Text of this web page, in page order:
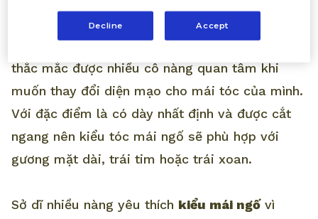
nhưng, nàng đã biết kiểu khuôn mặt mình liệu
có phù hợp vớimái ngố
hay chưa? Đây cũng là
thắc mắc được nhiều cô nàng quan tâm khi
muốn thay đổi diện mạo cho mái tóc của mình.
Với đặc điểm là có dày nhất định và được cắt
ngang nên kiểu tóc mái ngố sẽ phù hợp với
gương mặt dài, trái tim hoặc trái xoan.
Sở dĩ nhiều nàng yêu thích kiểu mái ngốvì
Decline Accept